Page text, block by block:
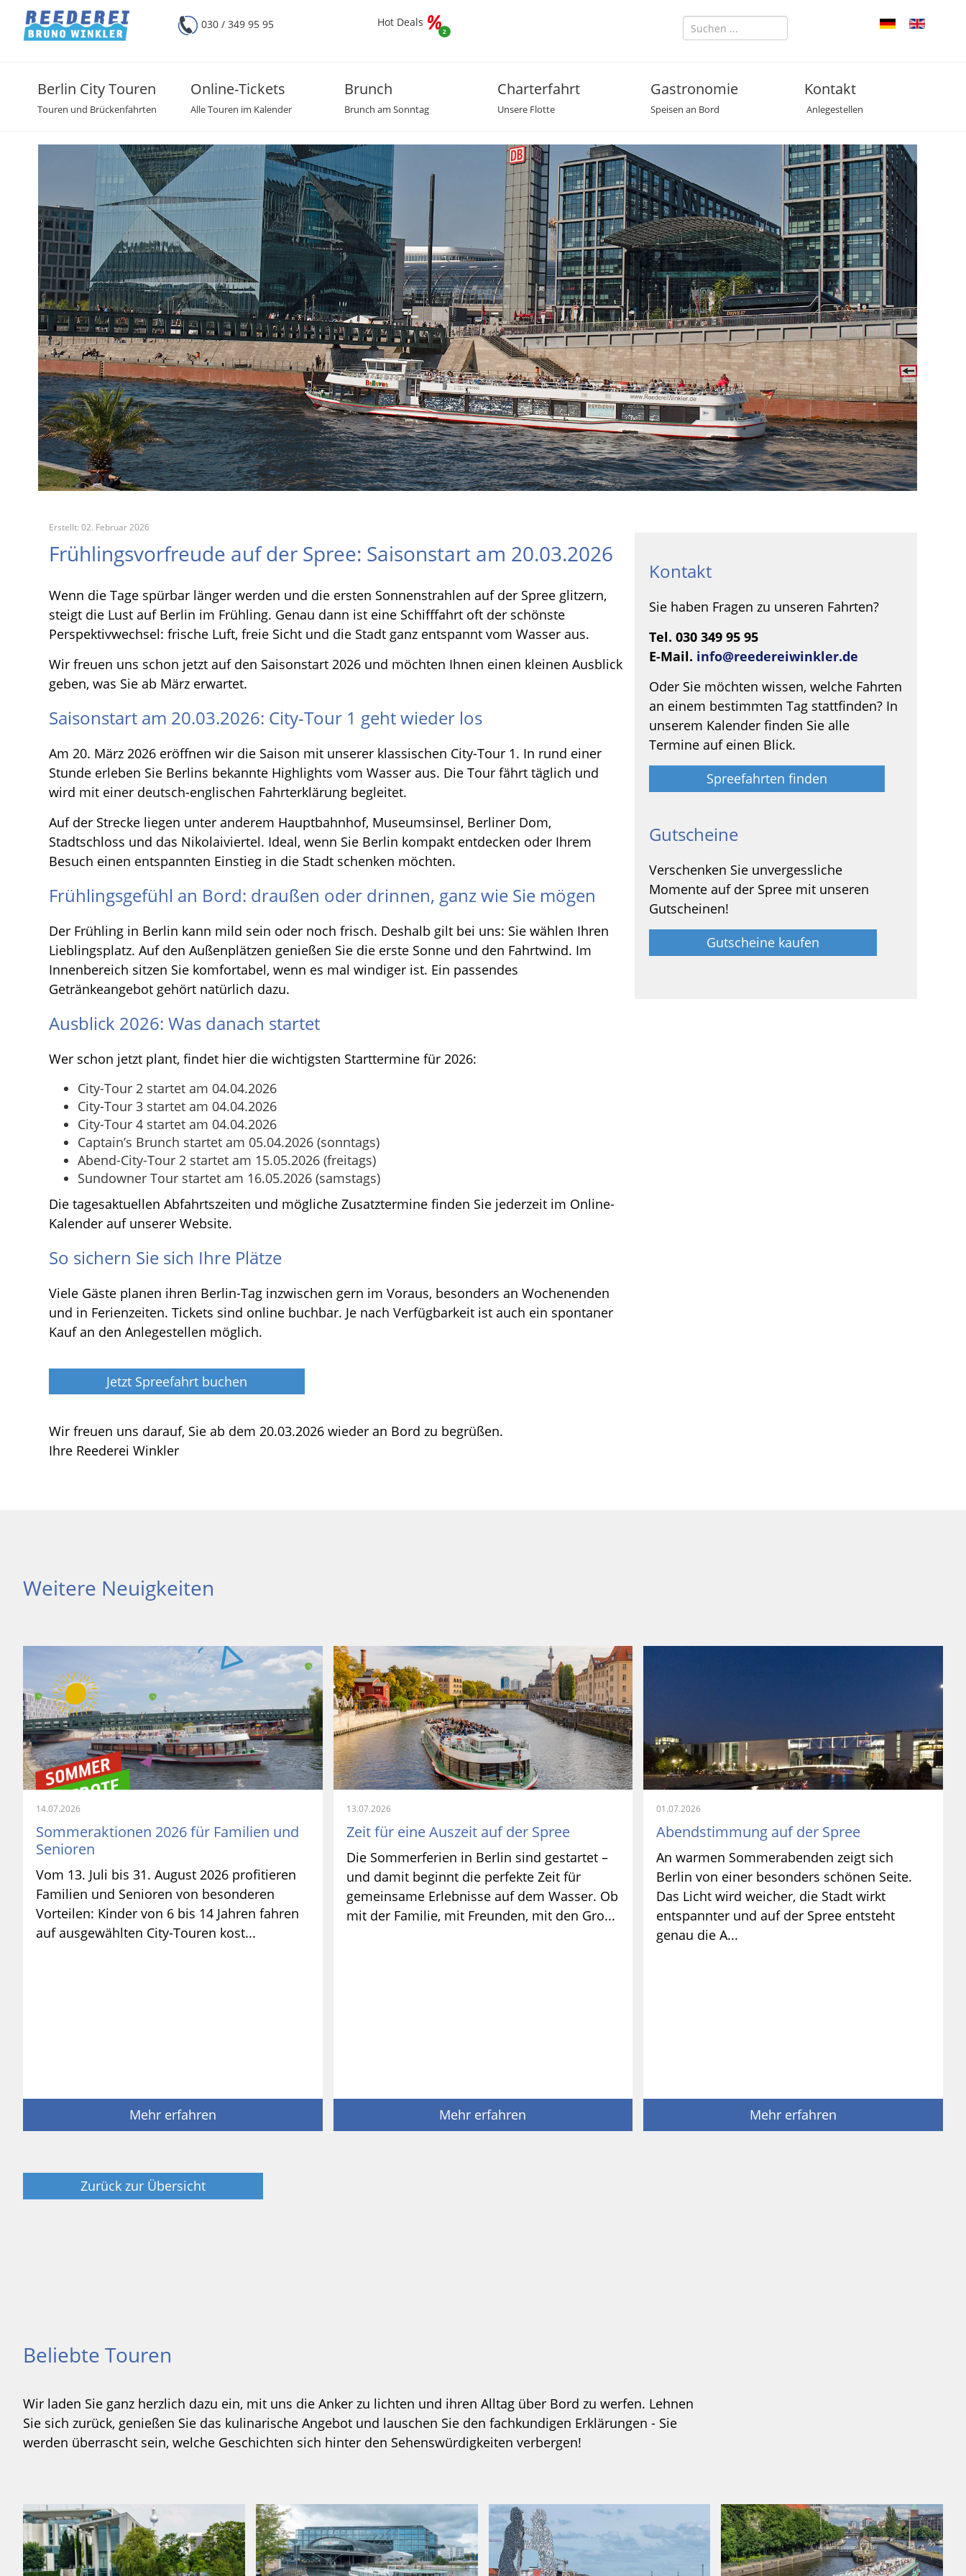
030 / 349 95 95 Hot Deals
2
Berlin City Touren
Touren und Brückenfahrten
Online-Tickets
Alle Touren im Kalender
Brunch
Brunch am Sonntag
Charterfahrt
Unsere Flotte
Gastronomie
Speisen an Bord
Kontakt
Anlegestellen
Erstellt: 02. Februar 2026
Frühlingsvorfreude auf der Spree: Saisonstart am 20.03.2026
Wenn die Tage spürbar länger werden und die ersten Sonnenstrahlen auf der Spree glitzern,
steigt die Lust auf Berlin im Frühling. Genau dann ist eine Schifffahrt oft der schönste
Perspektivwechsel: frische Luft, freie Sicht und die Stadt ganz entspannt vom Wasser aus.
Wir freuen uns schon jetzt auf den Saisonstart 2026 und möchten Ihnen einen kleinen Ausblick
geben, was Sie ab März erwartet.
Saisonstart am 20.03.2026: City-Tour 1 geht wieder los
Am 20. März 2026 eröffnen wir die Saison mit unserer klassischen City-Tour 1. In rund einer
Stunde erleben Sie Berlins bekannte Highlights vom Wasser aus. Die Tour fährt täglich und
wird mit einer deutsch-englischen Fahrterklärung begleitet.
Auf der Strecke liegen unter anderem Hauptbahnhof, Museumsinsel, Berliner Dom,
Stadtschloss und das Nikolaiviertel. Ideal, wenn Sie Berlin kompakt entdecken oder Ihrem
Besuch einen entspannten Einstieg in die Stadt schenken möchten.
Frühlingsgefühl an Bord: draußen oder drinnen, ganz wie Sie mögen
Der Frühling in Berlin kann mild sein oder noch frisch. Deshalb gilt bei uns: Sie wählen Ihren
Lieblingsplatz. Auf den Außenplätzen genießen Sie die erste Sonne und den Fahrtwind. Im
Innenbereich sitzen Sie komfortabel, wenn es mal windiger ist. Ein passendes
Getränkeangebot gehört natürlich dazu.
Ausblick 2026: Was danach startet
Wer schon jetzt plant, findet hier die wichtigsten Starttermine für 2026:
City-Tour 2 startet am 04.04.2026
City-Tour 3 startet am 04.04.2026
City-Tour 4 startet am 04.04.2026
Captain’s Brunch startet am 05.04.2026 (sonntags)
Abend-City-Tour 2 startet am 15.05.2026 (freitags)
Sundowner Tour startet am 16.05.2026 (samstags)
Die tagesaktuellen Abfahrtszeiten und mögliche Zusatztermine finden Sie jederzeit im Online-
Kalender auf unserer Website.
So sichern Sie sich Ihre Plätze
Viele Gäste planen ihren Berlin-Tag inzwischen gern im Voraus, besonders an Wochenenden
und in Ferienzeiten. Tickets sind online buchbar. Je nach Verfügbarkeit ist auch ein spontaner
Kauf an den Anlegestellen möglich.
Jetzt Spreefahrt buchen
Wir freuen uns darauf, Sie ab dem 20.03.2026 wieder an Bord zu begrüßen.
Ihre Reederei Winkler
Kontakt
Sie haben Fragen zu unseren Fahrten?
Tel. 030 349 95 95
E-Mail. info@reedereiwinkler.de
Oder Sie möchten wissen, welche Fahrten
an einem bestimmten Tag stattfinden? In
unserem Kalender finden Sie alle
Termine auf einen Blick.
Spreefahrten finden
Gutscheine
Verschenken Sie unvergessliche
Momente auf der Spree mit unseren
Gutscheinen!
Gutscheine kaufen
Weitere Neuigkeiten
14.07.2026
Sommeraktionen 2026 für Familien und
Senioren
Vom 13. Juli bis 31. August 2026 profitieren
Familien und Senioren von besonderen
Vorteilen: Kinder von 6 bis 14 Jahren fahren
auf ausgewählten City-Touren kost...
Mehr erfahren
13.07.2026
Zeit für eine Auszeit auf der Spree
Die Sommerferien in Berlin sind gestartet –
und damit beginnt die perfekte Zeit für
gemeinsame Erlebnisse auf dem Wasser. Ob
mit der Familie, mit Freunden, mit den Gro...
Mehr erfahren
01.07.2026
Abendstimmung auf der Spree
An warmen Sommerabenden zeigt sich
Berlin von einer besonders schönen Seite.
Das Licht wird weicher, die Stadt wirkt
entspannter und auf der Spree entsteht
genau die A...
Mehr erfahren
Zurück zur Übersicht
Beliebte Touren
Wir laden Sie ganz herzlich dazu ein, mit uns die Anker zu lichten und ihren Alltag über Bord zu werfen. Lehnen
Sie sich zurück, genießen Sie das kulinarische Angebot und lauschen Sie den fachkundigen Erklärungen - Sie
werden überrascht sein, welche Geschichten sich hinter den Sehenswürdigkeiten verbergen!